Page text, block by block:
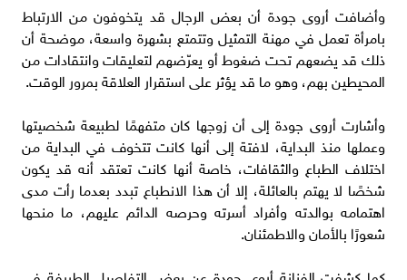
وأضافت أروى جودة أن بعض الرجال قد يتخوفون من الارتباط
بامرأة تعمل في مهنة التمثيل وتتمتع بشهرة واسعة، موضحة أن
ذلك قد يضعهم تحت ضغوط أو يعرّضهم لتعليقات وانتقادات من
المحيطين بهم، وهو ما قد يؤثر على استقرار العلاقة بمرور الوقت.
وأشارت أروى جودة إلى أن زوجها كان متفهمًا لطبيعة شخصيتها
وعملها منذ البداية، لافتة إلى أنها كانت تتخوف في البداية من
اختلاف الطباع والثقافات، خاصة أنها كانت تعتقد أنه قد يكون
شخصًا لا يهتم بالعائلة، إلا أن هذا الانطباع تبدد بعدما رأت مدى
اهتمامه بوالدته وأفراد أسرته وحرصه الدائم عليهم، ما منحها
شعورًا بالأمان والاطمئنان.